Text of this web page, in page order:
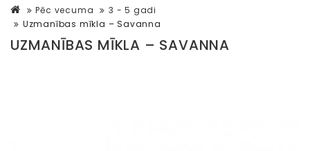
Pēc vecuma
3 - 5 gadi
Uzmanības mīkla – Savanna
UZMANĪBAS MĪKLA – SAVANNA